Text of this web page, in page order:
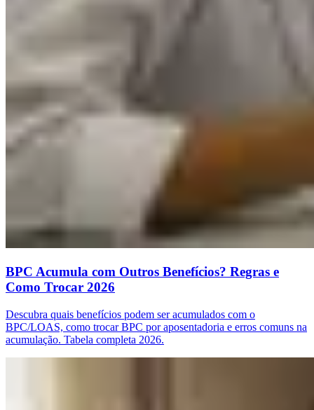
BPC Acumula com Outros Benefícios? Regras e
Como Trocar 2026
Descubra quais benefícios podem ser acumulados com o
BPC/LOAS, como trocar BPC por aposentadoria e erros comuns na
acumulação. Tabela completa 2026.